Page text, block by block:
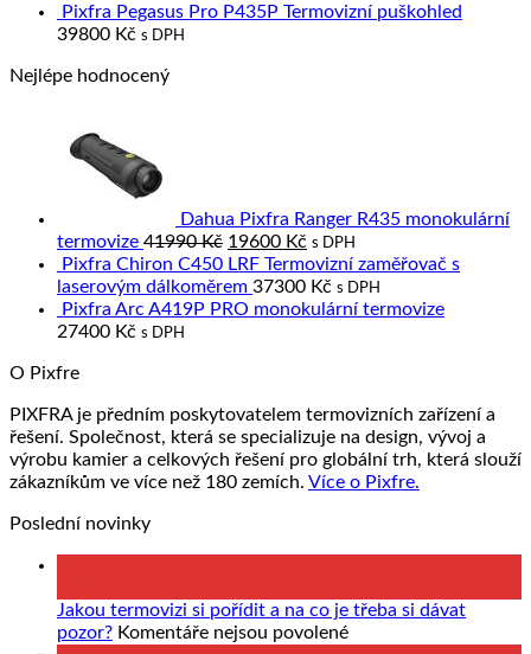
Pixfra Pegasus Pro P435P Termovizní puškohled
39800 Kč s DPH
Nejlépe hodnocený
Dahua Pixfra Ranger R435 monokulární
termovize 41990Kč Original
price
was:
41990 Kč.
19600 Kč Current
price
is:
19600 Kč.
s DPH
Pixfra Chiron C450 LRF Termovizní zaměřovač s
laserovým dálkoměrem 37300 Kč s DPH
Pixfra Arc A419P PRO monokulární termovize
27400 Kč s DPH
O Pixfre
PIXFRA je předním poskytovatelem termovizních zařízení a
řešení. Společnost, která se specializuje na design, vývoj a
výrobu kamier a celkových řešení pro globální trh, která slouží
zákazníkům ve více než 180 zemích. Více o Pixfre.
Poslední novinky
Jakou termovizi si pořídit a na co je třeba si dávat
pozor? Komentáře nejsou povolenéu